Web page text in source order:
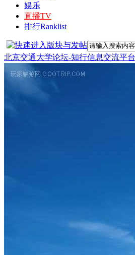
娱乐
直播TV
排行Ranklist
北京交通大学论坛-知行信息交流平台